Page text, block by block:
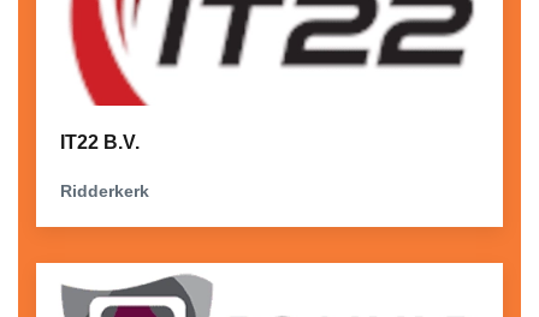
IT22 B.V.
Ridderkerk